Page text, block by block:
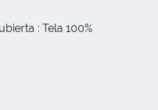
: Tela 100%